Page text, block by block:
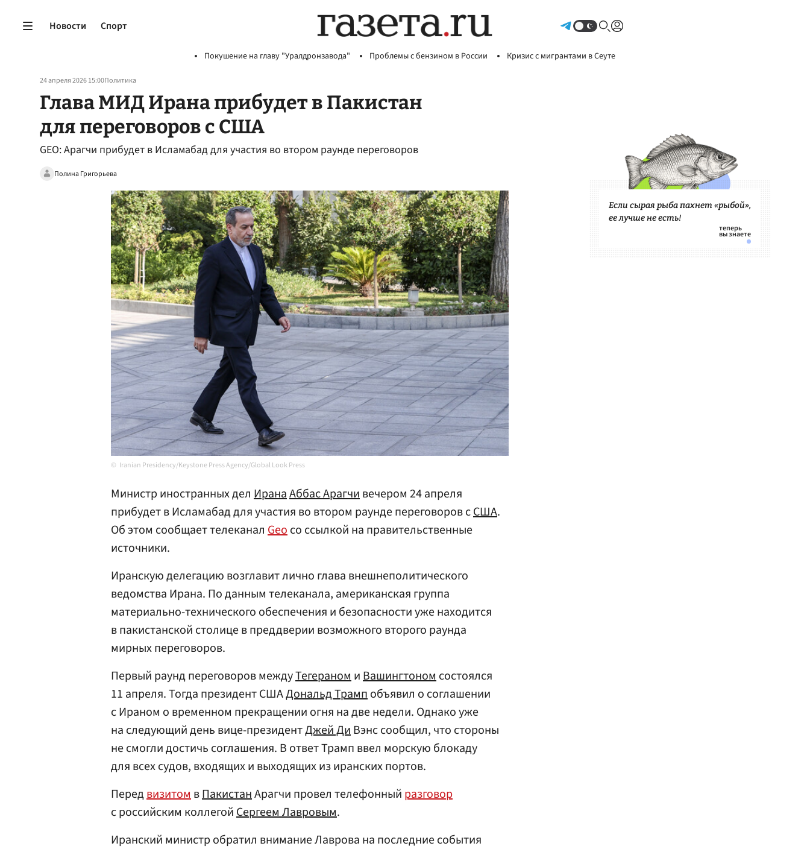
Новости Спорт
Покушение на главу "Уралдронзавода" Проблемы с бензином в России Кризис с мигрантами в Сеуте
24 апреля 2026 15:00Политика
Глава МИД Ирана прибудет в Пакистан
для переговоров с США
GEO: Арагчи прибудет в Исламабад для участия во втором раунде переговоров
Полина Григорьева
Iranian Presidency/Keystone Press Agency/Global Look Press
Министр иностранных дел ИранаАббас Арагчивечером 24 апреля
прибудет в Исламабад для участия во втором раунде переговоров сСША.
Об этом сообщает телеканал Geoсо ссылкой на правительственные
источники.
Иранскую делегацию возглавит лично глава внешнеполитического
ведомства Ирана. По данным телеканала, американская группа
материально-технического обеспечения и безопасности уже находится
в пакистанской столице в преддверии возможного второго раунда
мирных переговоров.
Первый раунд переговоров междуТегераномиВашингтономсостоялся
11 апреля. Тогда президент СШАДональд Трампобъявил о соглашении
с Ираном о временном прекращении огня на две недели. Однако уже
на следующий день вице-президентДжей ДиВэнс сообщил, что стороны
не смогли достичь соглашения. В ответ Трамп ввел морскую блокаду
для всех судов, входящих и выходящих из иранских портов.
ПередвизитомвПакистанАрагчи провел телефонный разговор
с российским коллегойСергеем Лавровым.
Иранский министр обратил внимание Лаврова на последние события
Если сырая рыба пахнет «рыбой»,
ее лучше не есть!